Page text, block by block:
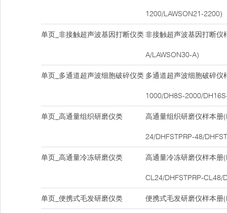
1200/LAWSON21-2200)
单页_非接触超声波基因打断仪类非接触超声波基因打断仪
A/LAWSON30-A)
单页_多通道超声波细胞破碎仪类 多通道超声波细胞破碎仪
1000/DH8S-2000/
单页_高通量组织研磨仪类 高通量组织研磨仪样本册
24/DHFSTPRP-48/
单页_高通量冷冻研磨仪类 高通量冷冻研磨仪样本册
CL24/DHFSTPRP-CL48/
单页_便携式毛发研磨仪类 便携式毛发研磨仪样本